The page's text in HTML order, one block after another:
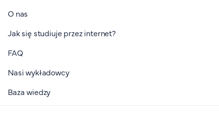
O nas
Jak się studiuje przez internet?
FAQ
Nasi wykładowcy
Baza wiedzy